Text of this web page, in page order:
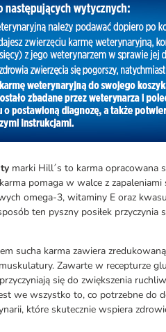
marki Hill´s to karma opracowana
pomaga w walce z
omega-3, witaminy E oraz
ten pyszny posiłek przyczynia
sucha karma zawiera
Zawarte w recepturze
się do zwiększenia
we wszystko to, co potrzebne do
które skutecznie wspiera